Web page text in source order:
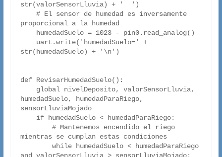
str(valorSensorLluvia) + '  ')
proporcional a la humedad
str(humedadSuelo) + '\n')
def RevisarHumedadSuelo():
humedadSuelo, humedadParaRiego,
sensorLluviaMojado
mientras se cumplan estas condiciones